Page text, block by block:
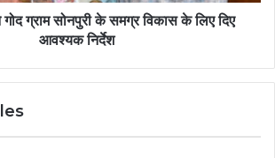
ग्राम सोनपुरी के समग्र विकास के लिए दिए
आवश्यक निर्देश